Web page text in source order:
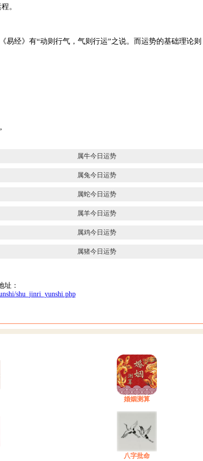
。
经》有“动则行气，气则行运”之说。而运势的基础理论则
属牛今日运势
属兔今日运势
属蛇今日运势
属羊今日运势
属鸡今日运势
属猪今日运势
址：
shu_jinri_yunshi.php
婚姻测算
八字批命